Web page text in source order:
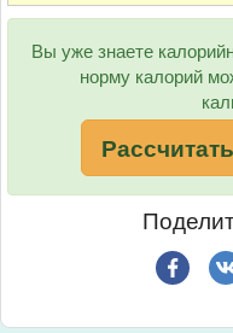
Вы уже знаете
норму калорий